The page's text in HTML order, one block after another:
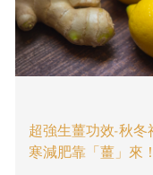
超強生薑功效-秋冬
寒減肥靠「薑」來！